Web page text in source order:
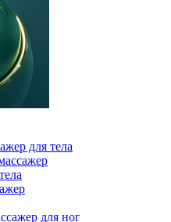
для тела
для ног